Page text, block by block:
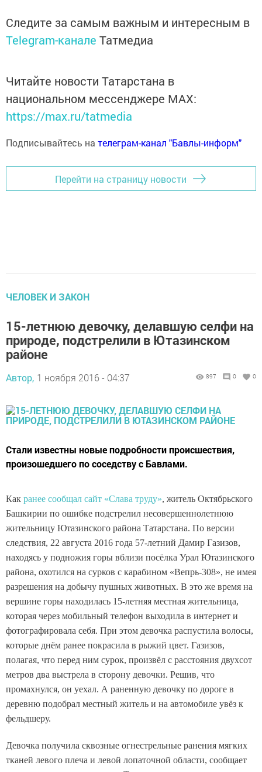
Следите за самым важным и интересным в
Telegram-канале Татмедиа
Читайте новости Татарстана в
национальном мессенджере MАХ:
https://max.ru/tatmedia
Подписывайтесь на телеграм-канал "Бавлы-информ"
Перейти на страницу новости
ЧЕЛОВЕК И ЗАКОН
15-летнюю девочку, делавшую селфи на
природе, подстрелили в Ютазинском
районе
Автор, 1 ноября 2016 - 04:37 897 0 0
Стали известны новые подробности происшествия,
произошедшего по соседству с Бавлами.
Как ранее сообщал сайт «Слава труду», житель Октябрьского
Башкирии по ошибке подстрелил несовершеннолетнюю
жительницу Ютазинского района Татарстана. По версии
следствия, 22 августа 2016 года 57-летний Дамир Газизов,
находясь у подножия горы вблизи посёлка Урал Ютазинского
района, охотился на сурков с карабином «Вепрь-308», не имея
разрешения на добычу пушных животных. В это же время на
вершине горы находилась 15-летняя местная жительница,
которая через мобильный телефон выходила в интернет и
фотографировала себя. При этом девочка распустила волосы,
которые днём ранее покрасила в рыжий цвет. Газизов,
полагая, что перед ним сурок, произвёл с расстояния двухсот
метров два выстрела в сторону девочки. Решив, что
промахнулся, он уехал. А раненную девочку по дороге в
деревню подобрал местный житель и на автомобиле увёз к
фельдшеру.
Девочка получила сквозные огнестрельные ранения мягких
тканей левого плеча и левой лопаточной области, сообщает